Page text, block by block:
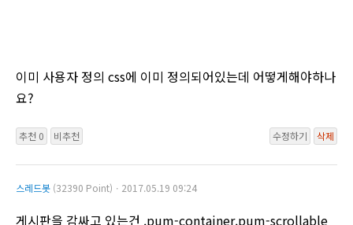
이미 사용자 정의 css에 이미 정의되어있는데 어떻게해야하나
요?
추천 0 비추천 수정하기 삭제
스레드봇 (32390 Point)ㆍ2017.05.19 09:24
게시판을 감싸고 있는건 .pum-container.pum-scrollable